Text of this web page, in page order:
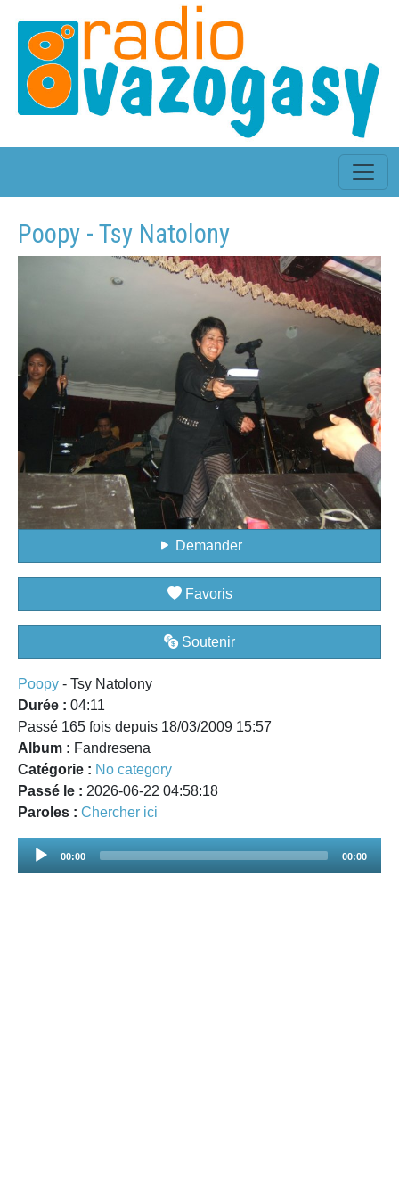
Poopy - Tsy Natolony
Demander
Favoris
Soutenir
Poopy - Tsy Natolony
Durée : 04:11
Passé 165 fois depuis 18/03/2009 15:57
Album : Fandresena
Catégorie : No category
Passé le : 2026-06-22 04:58:18
Paroles : Chercher ici
Audio
00:00 00:00